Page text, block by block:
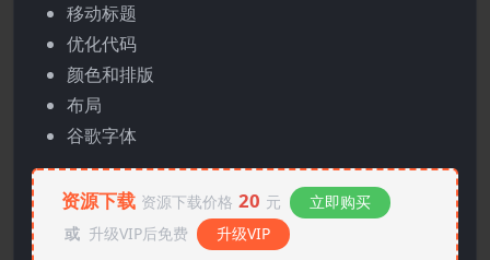
移动标题
优化代码
颜色和排版
布局
谷歌字体
资源下载 资源下载价格 20 元
立即购买
或 升级VIP后免费 升级VIP